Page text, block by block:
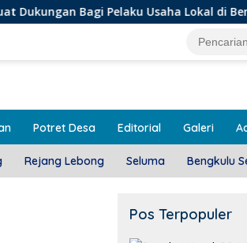
Pelaku Usaha Lokal di Bengkulu
Potret Desa Editorial Galeri
Rejang Lebong Seluma Bengkulu
Pos Terpopuler